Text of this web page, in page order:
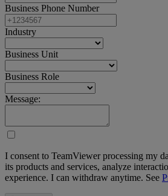
Business Phone Number
Industry
Business Unit
Business Role
Message:
I consent to TeamViewer processing my
its products and services, analyze
experience. I can withdraw anytime. See